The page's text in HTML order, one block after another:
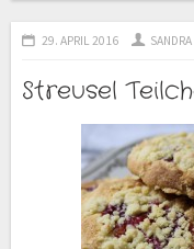
29. APRIL 2016 SANDRA
Streusel